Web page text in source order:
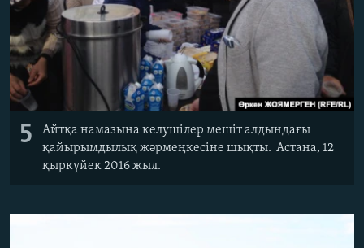
5
Айтқа намазына келушілер мешіт алдындағы
қайырымдылық жәрмеңкесіне шықты. Астана, 12
қыркүйек 2016 жыл.